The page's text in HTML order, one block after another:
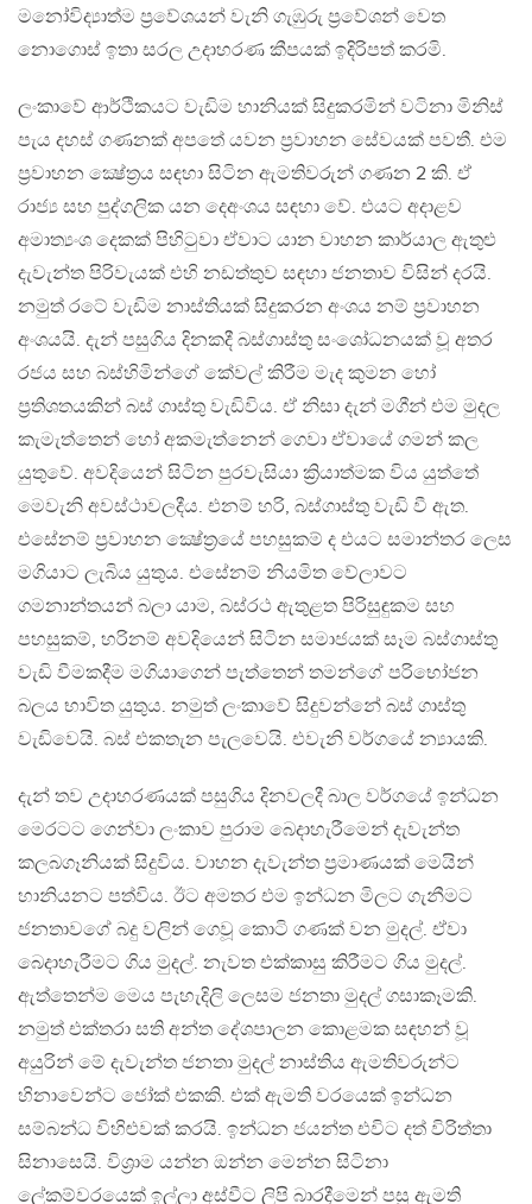
මනෝවිද්‍යාත්ම ප්‍රවේශයන් වැනි ගැඹුරු ප්‍රවේශන් වෙත
නොගොස් ඉතා සරල උදාහරණ කීපයක් ඉදිරිපත් කරමි.
ලංකාවේ ආර්ථිකයට වැඩිම හානියක් සිදුකරමින් වටිනා මිනිස්
පැය දහස් ගණනක් අපතේ යවන ප්‍රවාහන සේවයක් පවතී. එම
ප්‍රවාහන ක්‍ෂේත්‍රය සඳහා සිටින ඇමතිවරුන් ගණන 2 කි. ඒ
රාජ්‍ය සහ පුද්ගලික යන දෙඅංශය සඳහා වේ. එයට අදාළව
අමාත්‍යංශ දෙකක් පිහිටුවා ඒවාට යාන වාහන කාර්යාල ඇතුළු
දැවැන්ත පිරිවැයක් එහි නඩත්තුව සඳහා ජනතාව විසින් දරයි.
නමුත් රටේ වැඩිම නාස්තියක් සිදුකරන අංශය නම් ප්‍රවාහන
අංශයයි. දැන් පසුගිය දිනකදී බස්ගාස්තු සංශෝධනයක් වූ අතර
රජය සහ බස්හිමින්ගේ කේවල් කිරීම මැද කුමන හෝ
ප්‍රතිශතයකින් බස් ගාස්තු වැඩිවිය. ඒ නිසා දැන් මගීන් එම මුදල
කැමැත්තෙන් හෝ අකමැත්නෙන් ගෙවා ඒවායේ ගමන් කල
යුතුවේ. අවදියෙන් සිටින පුරවැසියා ක්‍රියාත්මක විය යුත්තේ
මෙවැනි අවස්ථාවලදීය. එනම් හරි, බස්ගාස්තු වැඩි වී ඇත.
එසේනම් ප්‍රවාහන ක්‍ෂේත්‍රයේ පහසුකම් ද එයට සමාන්තර ලෙස
මගියාට ලැබිය යුතුය. එසේනම් නියමිත වේලාවට
ගමනාන්තයන් බලා යාම, බස්රථ ඇතුළත පිරිසුඳුකම සහ
පහසුකම්, හරිනම් අවදියෙන් සිටින සමාජයක් සෑම බස්ගාස්තු
වැඩි වීමකදීම මගියාගෙන් පැත්තෙන් තමන්ගේ පරිභෝජන
බලය භාවිත යුතුය. නමුත් ලංකාවේ සිදුවන්නේ බස් ගාස්තු
වැඩිවෙයි. බස් එකතැන පැලවෙයි. එවැනි වර්ගයේ න්‍යායකි.
දැන් තව උදාහරණයක් පසුගිය දිනවලදී බාල වර්ගයේ ඉන්ධන
මෙරටට ගෙන්වා ලංකාව පුරාම බෙදාහැරීමෙන් දැවැන්ත
කලබගෑනියක් සිදුවිය. වාහන දැවැන්ත ප්‍රමාණයක් මෙයින්
හානියනට පත්විය. ඊට අමතර එම ඉන්ධන මිලට ගැනීමට
ජනතාවගේ බදු වලින් ගෙවූ කොටි ගණක් වන මුදල්. ඒවා
බෙදාහැරීමට ගිය මුදල්. නැවත එක්කාසු කිරීමට ගිය මුදල්.
ඇත්තෙන්ම මෙය පැහැදිලි ලෙසම ජනතා මුදල් ගසාකෑමකි.
නමුත් එක්තරා සති අන්ත දේශපාලන කොළමක සඳහන් වූ
අයුරින් මේ දැවැන්ත ජනතා මුදල් නාස්තිය ඇමතිවරුන්ට
හිනාවෙන්ට ජෝක් එකකි. එක් ඇමති වරයෙක් ඉන්ධන
සම්බන්ධ විහිළුවක් කරයි. ඉන්ධන ජයන්ත එවිට දත් විරිත්තා
සිනාසෙයි. විශ්‍රාම යන්න ඔන්න මෙන්න සිටිනා
ලේකම්වරයෙක් ඉල්ලා අස්වීට ලිපි බාරදීමෙන් පසු ඇමති